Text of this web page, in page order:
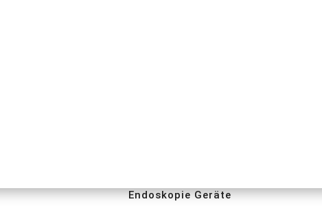
bei 134 °C / 273 °F
Endoskopie Geräte